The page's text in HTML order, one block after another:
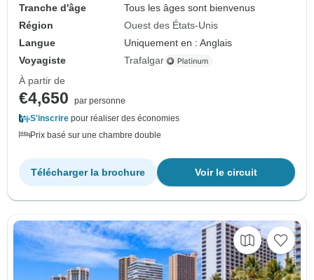
Tranche d'âge
Tous les âges sont bienvenus
Région
Ouest des États-Unis
Langue
Uniquement en : Anglais
Voyagiste
Trafalgar
À partir de
€4,650
par personne
S'inscrire pour réaliser des économies
Prix basé sur une chambre double
Voir le circuit
Télécharger la brochure